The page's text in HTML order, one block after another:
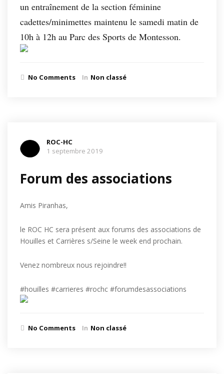
un entraînement de la section féminine
cadettes/minimettes maintenu le samedi matin de
10h à 12h au Parc des Sports de Montesson.
No Comments In Non classé
ROC-HC
1 septembre 2019
Forum des associations
Amis Piranhas,
le ROC HC sera présent aux forums des associations de
Houilles et Carrières s/Seine le week end prochain.
Venez nombreux nous rejoindre!!
#houilles #carrieres #rochc #forumdesassociations
No Comments In Non classé